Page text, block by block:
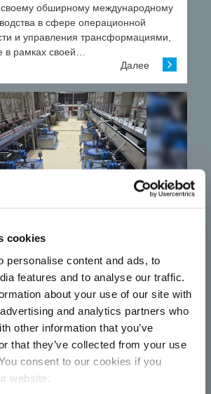
cookies
personalise content and ads, to
features and to analyse our traffic.
about your use of our site with
and analytics partners who
other information that you’ve
that they’ve collected from your use
consent to our cookies if you
website.
своему обширному международному
в сфере операционной
и управления трансформациями,
в рамках своей…
Далее
станцию
с применением
BMA
повышают производительность и
в производстве сахара:
проводит модернизацию, внедряя
непрерывного действия BMA.
Далее